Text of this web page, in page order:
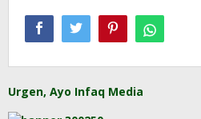
Urgen, Ayo Infaq Media